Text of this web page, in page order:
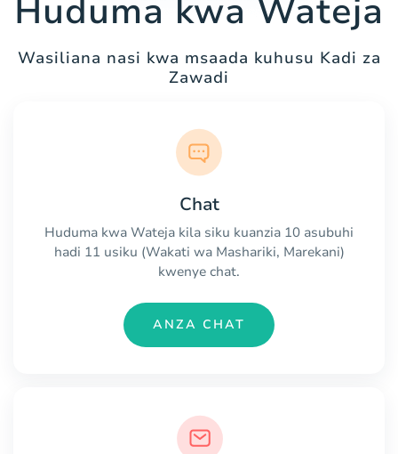
Huduma kwa Wateja
Wasiliana nasi kwa msaada kuhusu Kadi za
Zawadi
Chat
Huduma kwa Wateja kila siku kuanzia 10 asubuhi
hadi 11 usiku (Wakati wa Mashariki, Marekani)
kwenye chat.
ANZA CHAT